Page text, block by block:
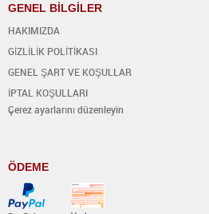
GENEL BİLGİLER
HAKIMIZDA
GİZLİLİK POLİTİKASI
GENEL ŞART VE KOŞULLAR
İPTAL KOŞULLARI
Çerez ayarlarını düzenleyin
ÖDEME